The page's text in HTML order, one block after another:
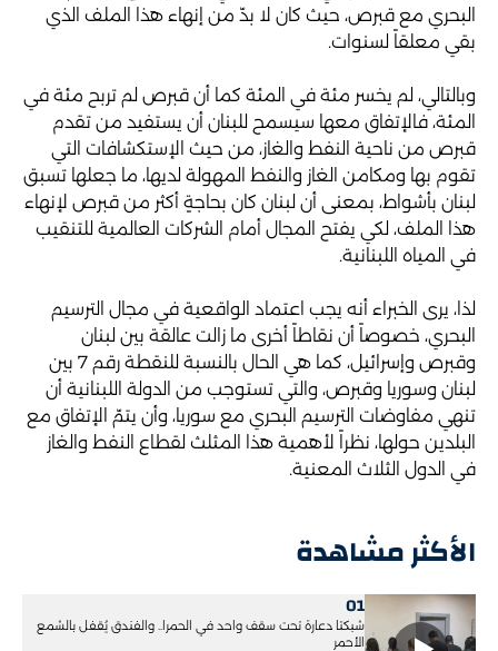
الأكثر مشاهدة
01
شبكتا دعارة تحت سقف واحد في الحمرا.. والفندق يُقفل بالشمع
الأحمر
البحري مع قبرص، حيث كان لا بدّ من إنهاء هذا الملف الذي
بقي معلقاً لسنوات.
وبالتالي، لم يخسر مئة في المئة كما أن قبرص لم تربح مئة في
المئة، فالإتفاق معها سيسمح للبنان أن يستفيد من تقدم
قبرص من ناحية النفط والغاز، من حيث الإستكشافات التي
تقوم بها ومكامن الغاز والنفط المهولة لديها، ما جعلها تسبق
لبنان بأشواط، بمعنى أن لبنان كان بحاجةٍ أكثر من قبرص لإنهاء
هذا الملف، لكي يفتح المجال أمام الشركات العالمية للتنقيب
في المياه اللبنانية.
لذا، يرى الخبراء أنه يجب اعتماد الواقعية في مجال الترسيم
البحري، خصوصاً أن نقاطاً أخرى ما زالت عالقة بين لبنان
وقبرص وإسرائيل، كما هي الحال بالنسبة للنقطة رقم 7 بين
لبنان وسوريا وقبرص، والتي تستوجب من الدولة اللبنانية أن
تنهي مفاوضات الترسيم البحري مع سوريا، وأن يتمّ الإتفاق مع
البلدين حولها، نظراً لأهمية هذا المثلث لقطاع النفط والغاز
في الدول الثلاث المعنية.